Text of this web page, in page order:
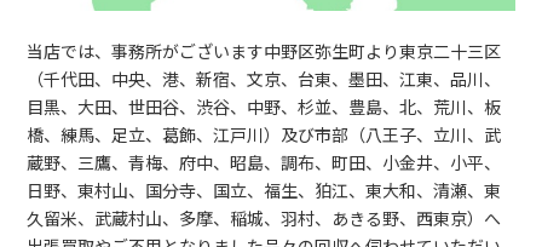
当店では、事務所がございます中野区弥生町より東京二十三区
（千代田、中央、港、新宿、文京、台東、墨田、江東、品川、
目黒、大田、世田谷、渋谷、中野、杉並、豊島、北、荒川、板
橋、練馬、足立、葛飾、江戸川）及び市部（八王子、立川、武
蔵野、三鷹、青梅、府中、昭島、調布、町田、小金井、小平、
日野、東村山、国分寺、国立、福生、狛江、東大和、清瀬、東
久留米、武蔵村山、多摩、稲城、羽村、あきる野、西東京）へ